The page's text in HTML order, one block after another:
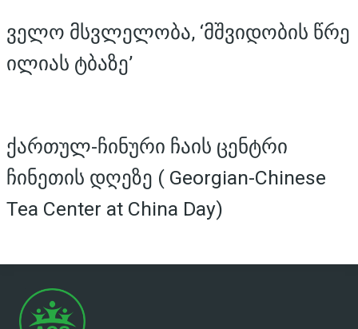
ველო მსვლელობა, ‘მშვიდობის წრე
ილიას ტბაზე’
ქართულ-ჩინური ჩაის ცენტრი
ჩინეთის დღეზე ( Georgian-Chinese
Tea Center at China Day)